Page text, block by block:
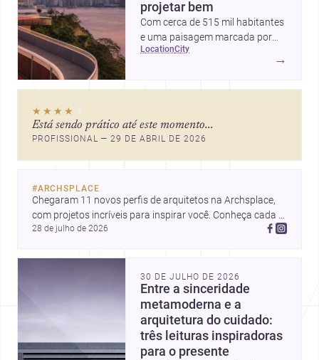
projetar bem
Com cerca de 515 mil habitantes
e uma paisagem marcada por
ícones como o Museu de Arte
mercado interessante para quem
quer construir, reformar ou
location city
→
★★★★ ★
Está sendo prático até este momento...
PROFISSIONAL — 29 DE ABRIL DE 2026
#ARCHSPLACE
Chegaram 11 novos perfis de arquitetos na Archsplace,
com projetos incríveis para inspirar você. Conheça cada
perfil e descubra novas ideias para seus próximos
28 de julho de 2026
30 DE JULHO DE 2026
Entre a sinceridade
metamoderna e a
arquitetura do cuidado:
três leituras inspiradoras
para o presente